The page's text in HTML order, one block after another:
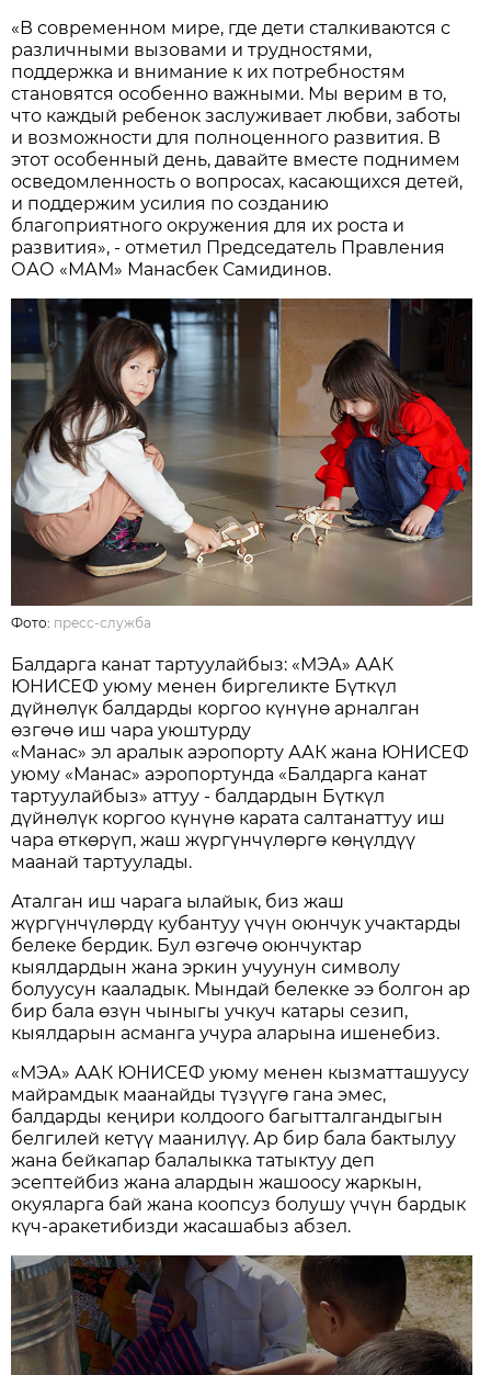
«В современном мире, где дети сталкиваются с
различными вызовами и трудностями,
поддержка и внимание к их потребностям
становятся особенно важными. Мы верим в то,
что каждый ребенок заслуживает любви, заботы
и возможности для полноценного развития. В
этот особенный день, давайте вместе поднимем
осведомленность о вопросах, касающихся детей,
и поддержим усилия по созданию
благоприятного окружения для их роста и
развития», - отметил Председатель Правления
ОАО «МАМ» Манасбек Самидинов.
Фото: пресс-служба
Балдарга канат тартуулайбыз: «МЭА» ААК
ЮНИСЕФ уюму менен биргеликте Бүткүл
дүйнөлүк балдарды коргоо күнүнө арналган
өзгөчө иш чара уюштурду
«Манас» эл аралык аэропорту ААК жана ЮНИСЕФ
уюму «Манас» аэропортунда «Балдарга канат
тартуулайбыз» аттуу - балдардын Бүткүл
дүйнөлүк коргоо күнүнө карата салтанаттуу иш
чара өткөрүп, жаш жүргүнчүлөргө көңүлдүү
маанай тартуулады.
Аталган иш чарага ылайык, биз жаш
жүргүнчүлөрдү кубантуу үчүн оюнчук учактарды
белеке бердик. Бул өзгөчө оюнчуктар
кыялдардын жана эркин учуунун символу
болуусун кааладык. Мындай белекке ээ болгон ар
бир бала өзүн чыныгы учкуч катары сезип,
кыялдарын асманга учура аларына ишенебиз.
«МЭА» ААК ЮНИСЕФ уюму менен кызматташуусу
майрамдык маанайды түзүүгө гана эмес,
балдарды кеңири колдоого багытталгандыгын
белгилей кетүү маанилүү. Ар бир бала бактылуу
жана бейкапар балалыкка татыктуу деп
эсептейбиз жана алардын жашоосу жаркын,
окуяларга бай жана коопсуз болушу үчүн бардык
күч-аракетибизди жасашабыз абзел.